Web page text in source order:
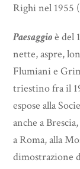
Righi nel 1955
Paesaggioè del
nette, aspre,
Flumiani e
triestino fra il
espose alla
anche a
a Roma, alla
dimostrazione